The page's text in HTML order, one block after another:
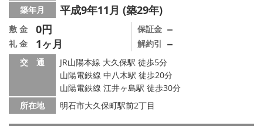
築年月 平成9年11月 (築29年)
敷 金 0円
礼 金 1ヶ月
保証金 －
解約引 －
交 通
JR山陽本線 大久保駅 徒歩5分
山陽電鉄線 中八木駅 徒歩20分
山陽電鉄線 江井ヶ島駅 徒歩30分
所在地
明石市大久保町駅前2丁目